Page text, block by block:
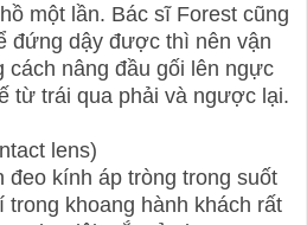
một lần. Bác sĩ Forest cũng
đứng dậy được thì nên vận
cách nâng đầu gối lên ngực
từ trái qua phải và ngược lại.
lens)
đeo kính áp tròng trong suốt
trong khoang hành khách rất